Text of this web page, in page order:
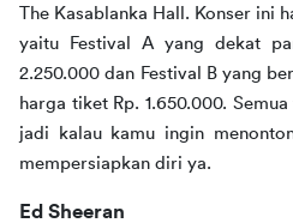
The Kasablanka Hall. Konser ini
yaitu Festival A yang dekat
2.250.000 dan Festival B yang
harga tiket Rp. 1.650.000.
jadi kalau kamu ingin
mempersiapkan diri ya.
Ed Sheeran